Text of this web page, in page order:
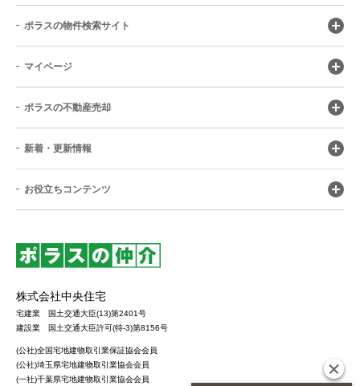
ポラスの物件検索サイト
マイページ
ポラスの不動産売却
新着・更新情報
お役立ちコンテンツ
株式会社中央住宅
宅建業 国土交通大臣(13)第2401号
建設業 国土交通大臣許可(特-3)第8156号
(公社)全国宅地建物取引業保証協会会員
(公社)埼玉県宅地建物取引業協会会員
(一社)千葉県宅地建物取引業協会会員